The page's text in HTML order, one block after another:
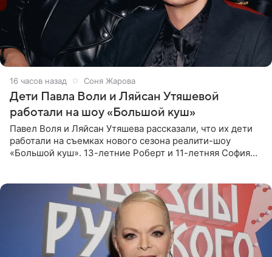
16 часов назад Соня Жарова
Дети Павла Воли и Ляйсан Утяшевой
работали на шоу «Большой куш»
Павел Воля и Ляйсан Утяшева рассказали, что их дети
работали на съемках нового сезона реалити-шоу
«Большой куш». 13-летние Роберт и 11-летняя София